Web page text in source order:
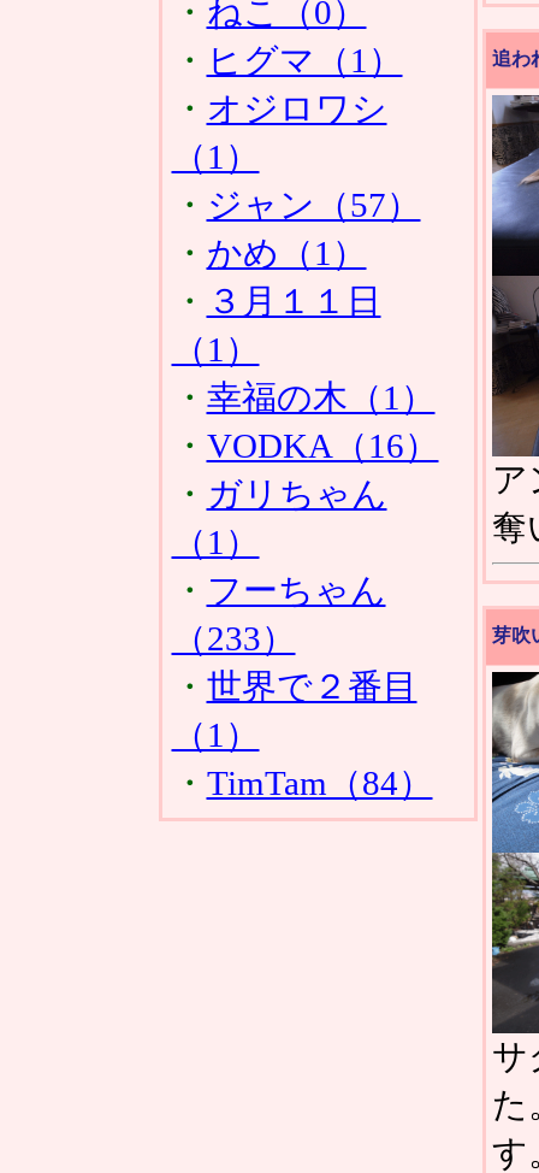
・ ねこ（0）
・ ヒグマ（1）
・ オジロワシ
（1）
・ ジャン（57）
・ かめ（1）
・ ３月１１日
（1）
・ 幸福の木（1）
・ VODKA（16）
・ ガリちゃん
（1）
・ フーちゃん
（233）
・ 世界で２番目
（1）
・ TimTam（84）
追わ
ア
奪
芽吹
サ
た
す